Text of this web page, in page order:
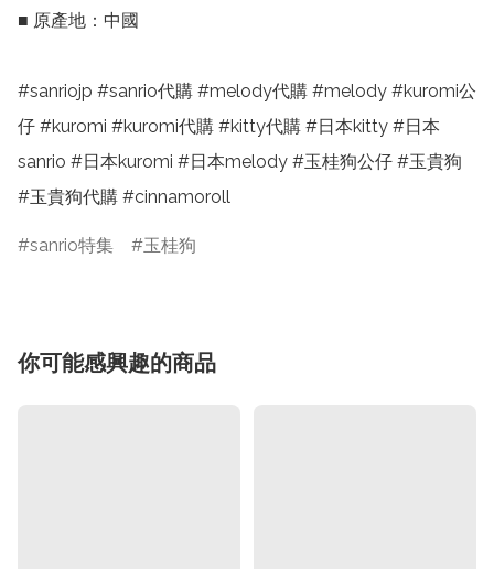
■ 原產地：中國
#sanriojp #sanrio代購 #melody代購 #melody #kuromi公
仔 #kuromi #kuromi代購 #kitty代購 #日本kitty #日本
sanrio #日本kuromi #日本melody #玉桂狗公仔 #玉貴狗
#玉貴狗代購 #cinnamoroll
sanrio特集 玉桂狗
你可能感興趣的商品